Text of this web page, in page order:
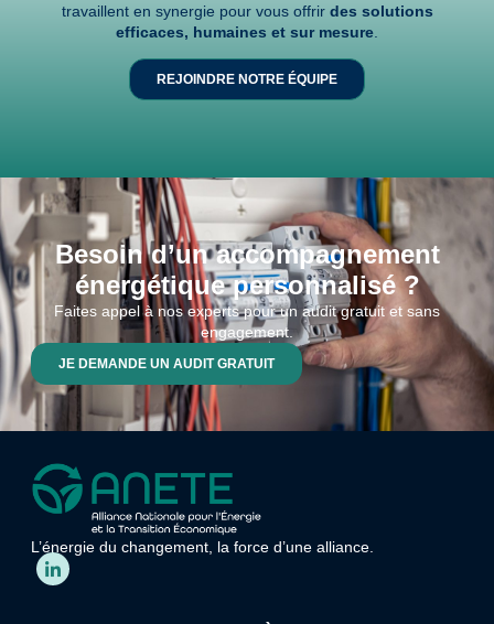
travaillent en synergie pour vous offrir des solutions
efficaces, humaines et sur mesure
REJOINDRE NOTRE ÉQUIPE
Besoin d’un accompagnement
énergétique personnalisé ?
Faites appel à nos experts pour un audit gratuit et sans
engagement.
JE DEMANDE UN AUDIT GRATUIT
L’énergie du changement, la force d’une alliance.